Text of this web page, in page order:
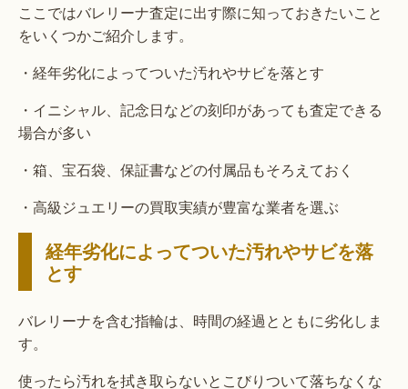
ここではバレリーナ査定に出す際に知っておきたいこと
をいくつかご紹介します。
・経年劣化によってついた汚れやサビを落とす
・イニシャル、記念日などの刻印があっても査定できる
場合が多い
・箱、宝石袋、保証書などの付属品もそろえておく
・高級ジュエリーの買取実績が豊富な業者を選ぶ
経年劣化によってついた汚れやサビを落
とす
バレリーナを含む指輪は、時間の経過とともに劣化しま
す。
使ったら汚れを拭き取らないとこびりついて落ちなくな